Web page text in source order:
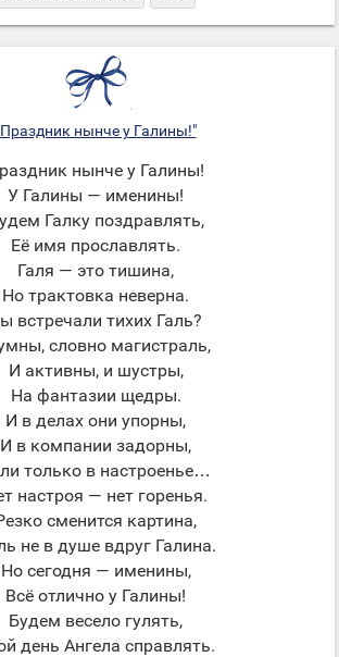
нынче у Галины!"
нынче у Галины!
У Галины — именины!
Галку поздравлять,
Её имя прославлять.
Галя — это тишина,
Но трактовка неверна.
встречали тихих Галь?
словно магистраль,
И активны, и шустры,
На фантазии щедры.
И в делах они упорны,
И в компании задорны,
только в настроенье…
настроя — нет горенья.
сменится картина,
не в душе вдруг Галина.
Но сегодня — именины,
Всё отлично у Галины!
Будем весело гулять,
день Ангела справлять.